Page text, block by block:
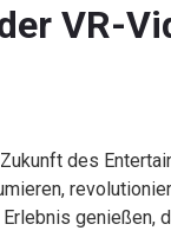
VR-
des
genießen,